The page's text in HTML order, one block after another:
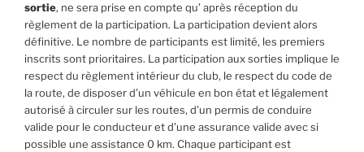
sortie, ne sera prise en compte qu’ après réception du
règlement de la participation. La participation devient alors
définitive. Le nombre de participants est limité, les premiers
inscrits sont prioritaires. La participation aux sorties implique le
respect du règlement intérieur du club, le respect du code de
la route, de disposer d’un véhicule en bon état et légalement
autorisé à circuler sur les routes, d’un permis de conduire
valide pour le conducteur et d’une assurance valide avec si
possible une assistance 0 km. Chaque participant est